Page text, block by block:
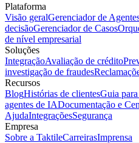
Plataforma
Visão geralGerenciador de
decisãoGerenciador de Casos
de nível empresarial
Soluções
IntegraçãoAvaliação de crédito
investigação de fraudes
Recursos
BlogHistórias de clientesGuia
agentes de IADocumentação e
AjudaIntegraçõesSegurança
Empresa
Sobre a TaktileCarreirasImprensa